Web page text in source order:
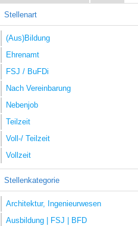
Stellenart
(Aus)Bildung
Ehrenamt
FSJ / BuFDi
Nach Vereinbarung
Nebenjob
Teilzeit
Voll-/ Teilzeit
Vollzeit
Stellenkategorie
Architektur, Ingenieurwesen
Ausbildung | FSJ | BFD